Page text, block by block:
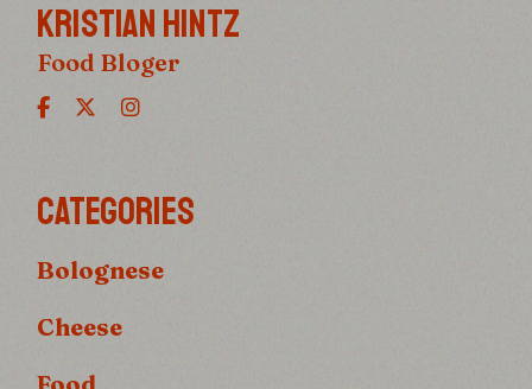
KRISTIAN HINTZ
Food Bloger
CATEGORIES
Bolognese
Cheese